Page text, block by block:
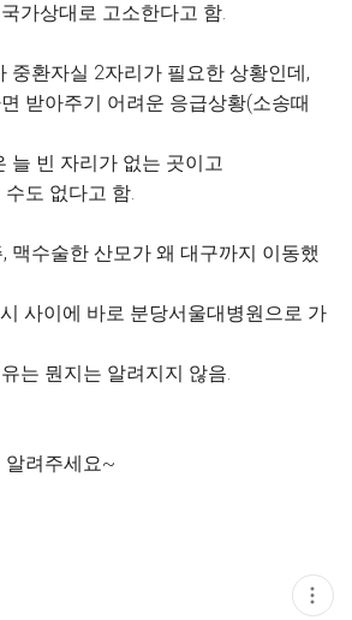
가상대로 고소한다고 함.
중환자실 2자리가 필요한 상황인데,
받아주기 어려운 응급상황(소송때
늘 빈 자리가 없는 곳이고
도 없다고 함.
맥수술한 산모가 왜 대구까지 이동했
사이에 바로 분당서울대병원으로 가
는 뭔지는 알려지지 않음.
알려주세요~
현
재